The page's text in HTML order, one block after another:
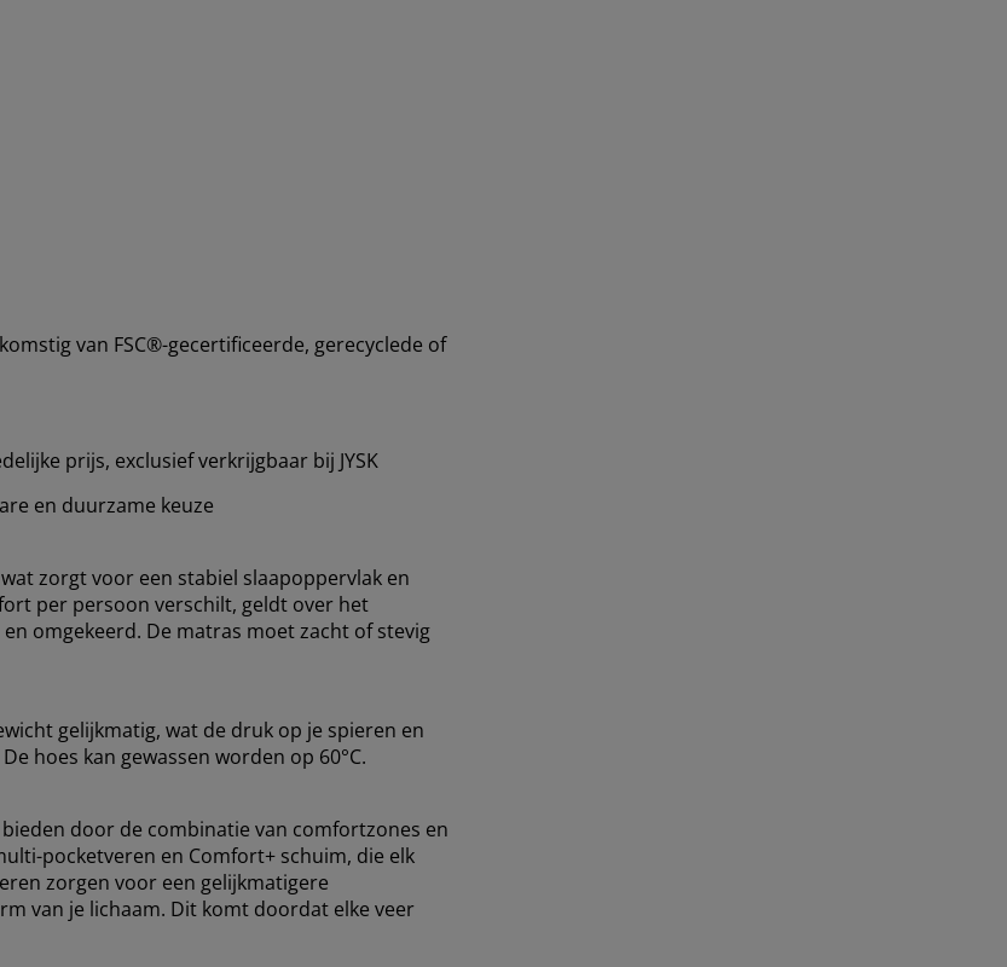
van FSC®-gecertificeerde, gerecyclede of
prijs, exclusief verkrijgbaar bij JYSK
en duurzame keuze
zorgt voor een stabiel slaapoppervlak en
per persoon verschilt, geldt over het
omgekeerd. De matras moet zacht of stevig
gelijkmatig, wat de druk op je spieren en
hoes kan gewassen worden op 60°C.
door de combinatie van comfortzones en
pocketveren en Comfort+ schuim, die elk
zorgen voor een gelijkmatigere
van je lichaam. Dit komt doordat elke veer